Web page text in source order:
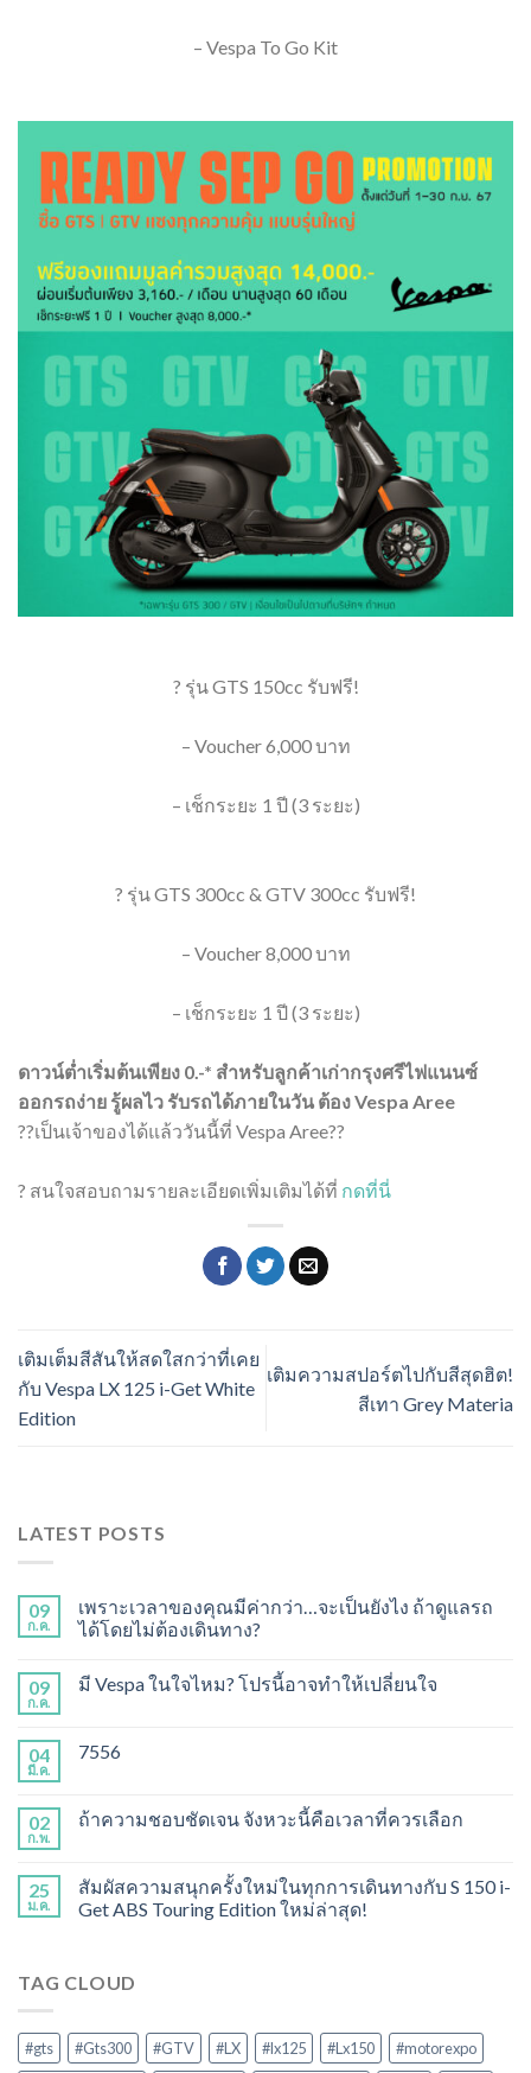
– Vespa To Go Kit
? รุ่น GTS 150cc รับฟรี!
– Voucher 6,000 บาท
– เช็กระยะ 1 ปี (3 ระยะ)
? รุ่น GTS 300cc & GTV 300cc รับฟรี!
– Voucher 8,000 บาท
– เช็กระยะ 1 ปี (3 ระยะ)
ดาวน์ต่ำเริ่มต้นเพียง 0.-* สำหรับลูกค้าเก่ากรุงศรีไฟแนนซ์
ออกรถง่าย รู้ผลไว รับรถได้ภายในวัน ต้อง Vespa Aree
??เป็นเจ้าของได้แล้ววันนี้ที่ Vespa Aree??
? สนใจสอบถามรายละเอียดเพิ่มเติมได้ที่ กดที่นี่
เติมเต็มสีสันให้สดใสกว่าที่เคย
กับ Vespa LX 125 i-Get White
Edition
เติมความสปอร์ตไปกับสีสุดฮิต!
สีเทา Grey Materia
LATEST POSTS
09
ก.ค.
เพราะเวลาของคุณมีค่ากว่า…จะเป็นยังไง ถ้าดูแลรถ
ได้โดยไม่ต้องเดินทาง?
09
ก.ค.
มี Vespa ในใจไหม? โปรนี้อาจทำให้เปลี่ยนใจ
04
มี.ค.
7556
02
ก.พ.
ถ้าความชอบชัดเจน จังหวะนี้คือเวลาที่ควรเลือก
25
ม.ค.
สัมผัสความสนุกครั้งใหม่ในทุกการเดินทางกับ S 150 i-
Get ABS Touring Edition ใหม่ล่าสุด!
TAG CLOUD
#gts #Gts300 #GTV #LX #lx125 #Lx150 #motorexpo